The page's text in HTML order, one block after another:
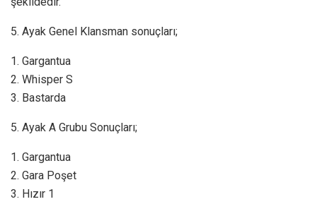
5.⁠ ⁠Ayak Genel Klansman sonuçları;
1.⁠ ⁠Gargantua
2.⁠ ⁠Whisper S
3.⁠ ⁠Bastarda
5.⁠ ⁠Ayak A Grubu Sonuçları;
1.⁠ ⁠Gargantua
2.⁠ ⁠Gara Poşet
3.⁠ ⁠Hızır 1